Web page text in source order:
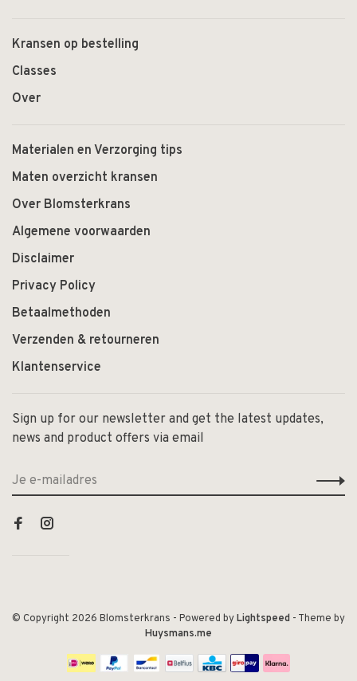
Kransen op bestelling
Classes
Over
Materialen en Verzorging tips
Maten overzicht kransen
Over Blomsterkrans
Algemene voorwaarden
Disclaimer
Privacy Policy
Betaalmethoden
Verzenden & retourneren
Klantenservice
Sign up for our newsletter and get the latest updates,
news and product offers via email
© Copyright 2026 Blomsterkrans - Powered byLightspeed - Theme by
Huysmans.me